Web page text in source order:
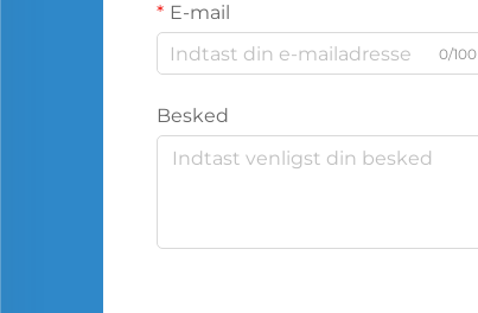
E-mail
0/100
Besked